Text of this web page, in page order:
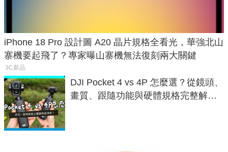
iPhone 18 Pro 設計圖 A20 晶片規格全看光，華強北山
寨機要起飛了？專家曝山寨機無法復刻兩大關鍵
3C新品
DJI Pocket 4 vs 4P 怎麼選？從鏡頭、
畫質、跟隨功能與硬體規格完整解